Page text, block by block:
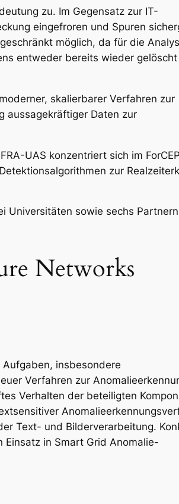
zu. Im Gegensatz zur IT-
eingefroren und Spuren
möglich, da für die
entweder bereits wieder
skalierbarer Verfahren zur
aussagekräftiger Daten zur
UAS konzentriert sich im
zur
Universitäten sowie sechs
Networks
insbesondere
Verfahren zur
Verhalten der beteiligten
Text- und Bilderverarbeitung.
in Smart Grid Anomalie-